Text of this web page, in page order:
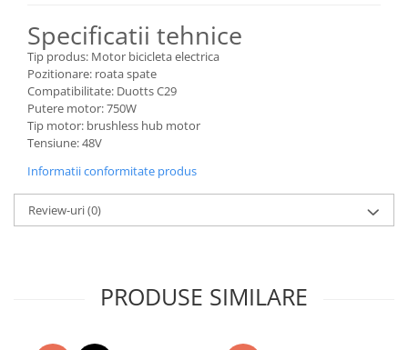
Specificatii tehnice
Tip produs: Motor bicicleta electrica
Pozitionare: roata spate
Compatibilitate: Duotts C29
Putere motor: 750W
Tip motor: brushless hub motor
Tensiune: 48V
Informatii conformitate produs
Review-uri(0)
PRODUSE SIMILARE